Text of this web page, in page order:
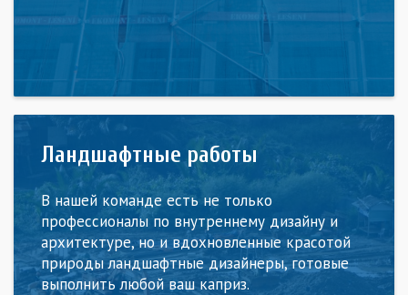
Ландшафтные работы
В нашей команде есть не только
профессионалы по внутреннему дизайну и
архитектуре, но и вдохновленные красотой
природы ландшафтные дизайнеры, готовые
выполнить любой ваш каприз.